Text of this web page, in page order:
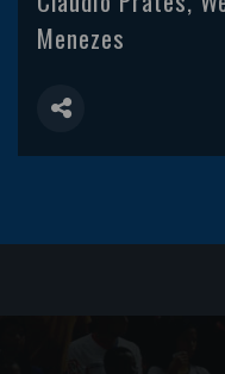
Menezes